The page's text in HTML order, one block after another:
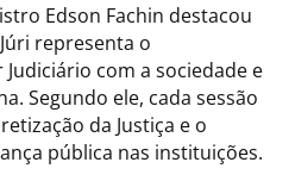
Edson Fachin destacou
representa o
com a sociedade e
Segundo ele, cada sessão
da Justiça e o
pública nas instituições.